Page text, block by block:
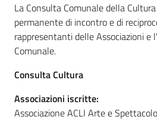
Vivere
Sassuolo
A
l
La Consulta Comunale della
permanente di incontro e di
rappresentanti delle Associazioni e
Comunale.
Consulta Cultura
Associazioni iscritte:
Associazione ACLI Arte e